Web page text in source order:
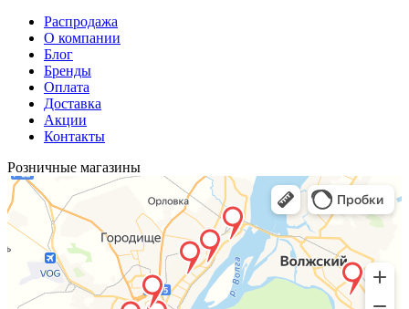
Распродажа
О компании
Блог
Бренды
Оплата
Доставка
Акции
Контакты
Розничные магазины